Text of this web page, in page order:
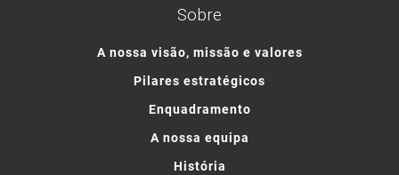
Sobre
A nossa visão, missão e valores
Pilares estratégicos
Enquadramento
A nossa equipa
História